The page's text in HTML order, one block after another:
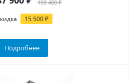
103 400 ₽
15 500 ₽
Подробнее